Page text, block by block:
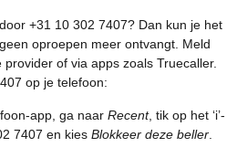
+31 10 302 7407? Dan kun je het
oproepen meer ontvangt. Meld
of via apps zoals Truecaller.
op je telefoon:
app, ga naar Recent, tik op het ‘i’-
7407 en kies Blokkeer deze beller